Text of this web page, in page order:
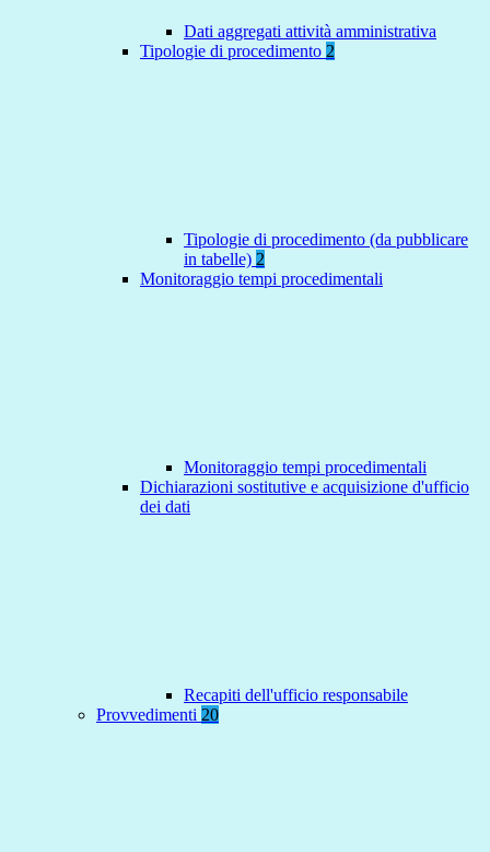
Dati aggregati attività amministrativa
Tipologie di procedimento 2
Tipologie di procedimento (da pubblicare
in tabelle) 2
Monitoraggio tempi procedimentali
Monitoraggio tempi procedimentali
Dichiarazioni sostitutive e acquisizione d'ufficio
dei dati
Recapiti dell'ufficio responsabile
Provvedimenti 20